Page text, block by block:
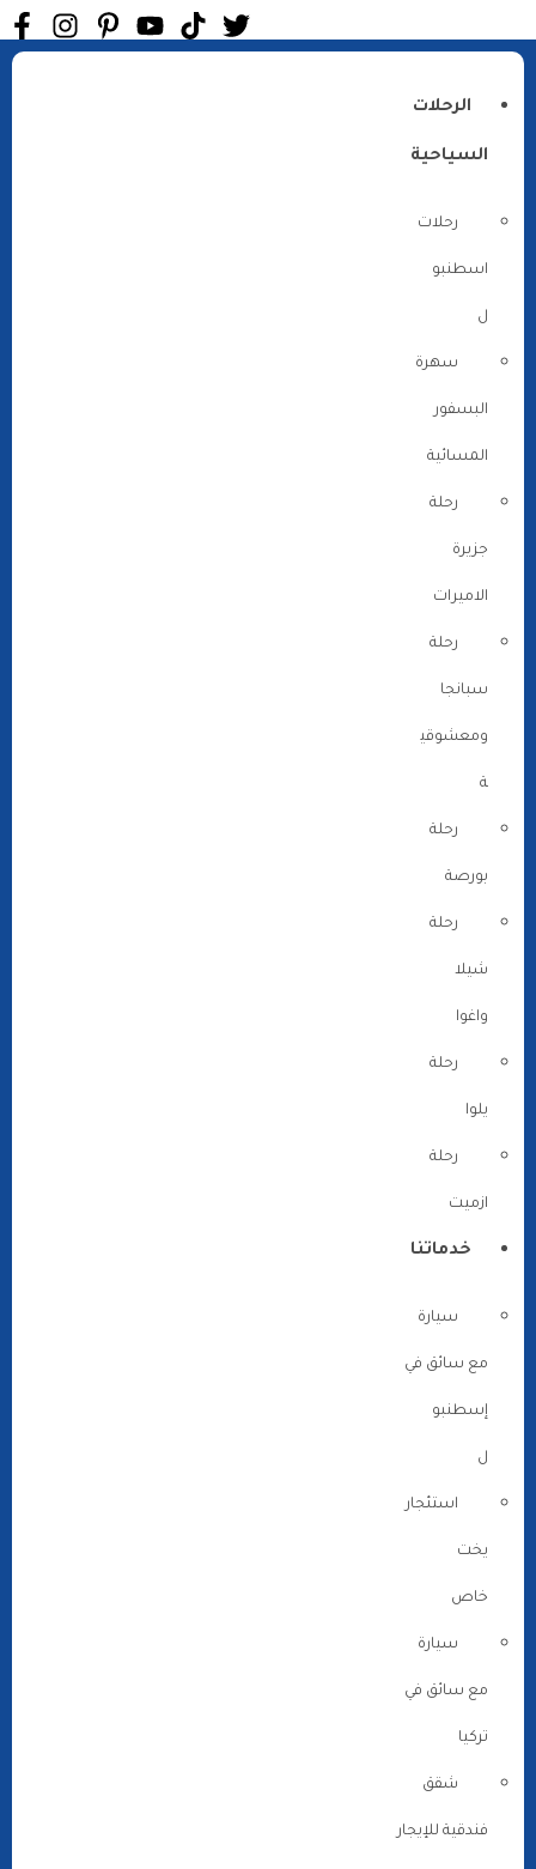
الرحلات
السياحية
رحلات
اسطنبو
ل
سهرة
البسفور
المسائية
رحلة
جزيرة
الاميرات
رحلة
سبانجا
ومعشوقي
ة
رحلة
بورصة
رحلة
شيلا
واغوا
رحلة
يلوا
رحلة
ازميت
خدماتنا
سيارة
مع سائق في
إسطنبو
ل
استئجار
يخت
خاص
سيارة
مع سائق في
تركيا
شقق
فندقية للإيجار